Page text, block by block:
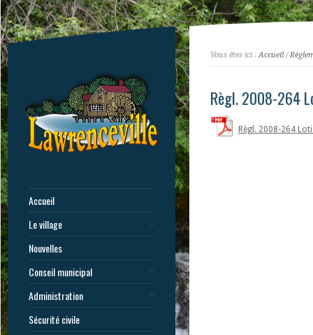
Accueil
Le village
Nouvelles
Conseil municipal
Administration
Sécurité civile
Vous êtes ici :Accueil/
Règl. 2008-264
Règl. 2008-264